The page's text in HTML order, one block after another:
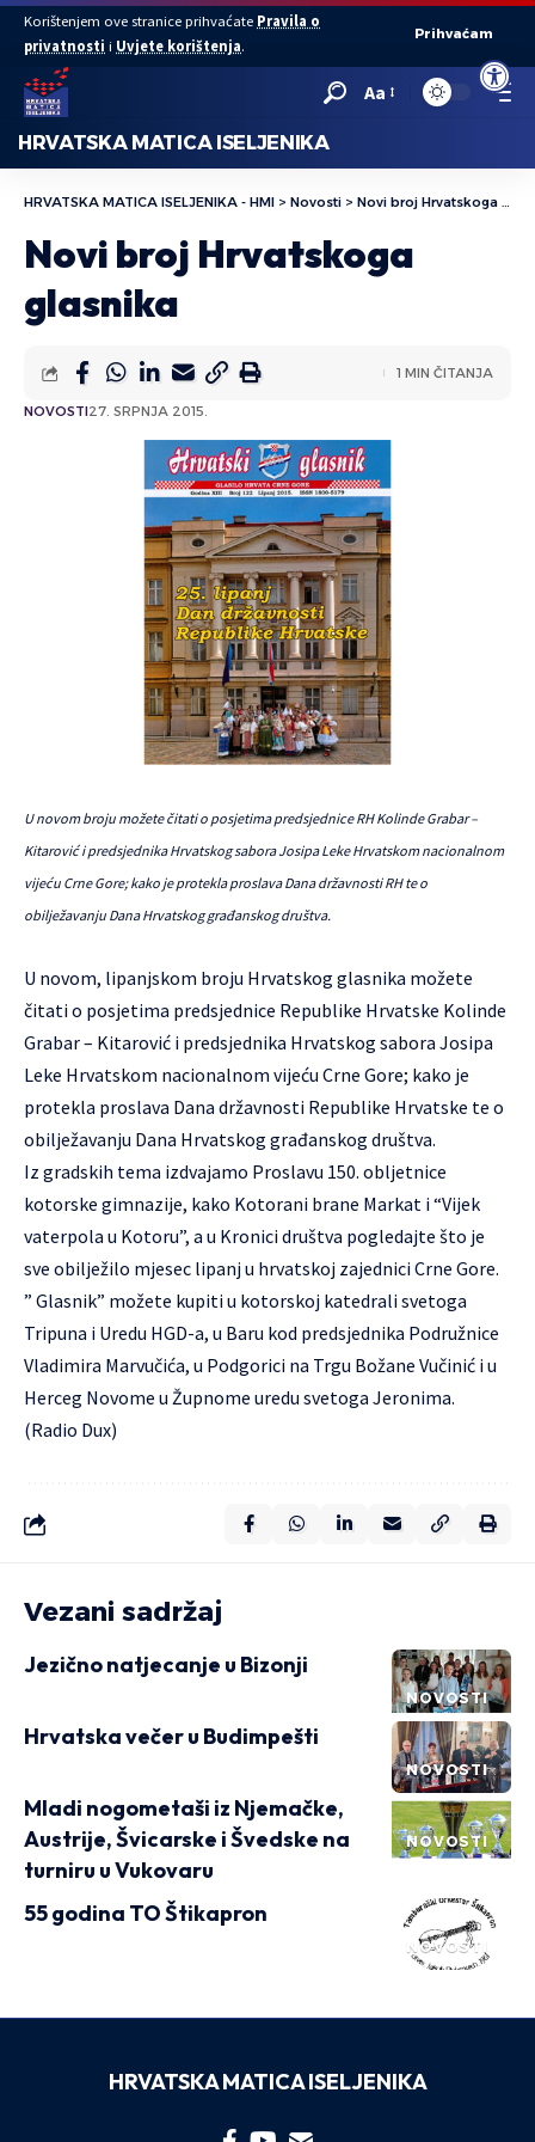
Open
Korištenjem ove stranice prihvaćate Pravila o
privatnosti i Uvjete korištenja.
Prihvaćam
Aa
HRVATSKA MATICA ISELJENIKA
HRVATSKA MATICA ISELJENIKA - HMI > Novosti > Novi broj Hrvatskoga glasnika
Novi broj Hrvatskoga
glasnika
NOVOSTI27. SRPNJA 2015.
1 MIN ČITANJA
U novom broju možete čitati o posjetima predsjednice RH Kolinde Grabar –
Kitarović i predsjednika Hrvatskog sabora Josipa Leke Hrvatskom nacionalnom
vijeću Crne Gore; kako je protekla proslava Dana državnosti RH te o
obilježavanju Dana Hrvatskog građanskog društva.
U novom, lipanjskom broju Hrvatskog glasnika možete
čitati o posjetima predsjednice Republike Hrvatske Kolinde
Grabar – Kitarović i predsjednika Hrvatskog sabora Josipa
Leke Hrvatskom nacionalnom vijeću Crne Gore; kako je
protekla proslava Dana državnosti Republike Hrvatske te o
obilježavanju Dana Hrvatskog građanskog društva.
Iz gradskih tema izdvajamo Proslavu 150. obljetnice
kotorske gimnazije, kako Kotorani brane Markat i “Vijek
vaterpola u Kotoru”, a u Kronici društva pogledajte što je
sve obilježilo mjesec lipanj u hrvatskoj zajednici Crne Gore.
” Glasnik” možete kupiti u kotorskoj katedrali svetoga
Tripuna i Uredu HGD-a, u Baru kod predsjednika Podružnice
Vladimira Marvučića, u Podgorici na Trgu Božane Vučinić i u
Herceg Novome u Župnome uredu svetoga Jeronima.
(Radio Dux)
Vezani sadržaj
NOVOSTI
Jezično natjecanje u Bizonji
NOVOSTI
Hrvatska večer u Budimpešti
NOVOSTI
Mladi nogometaši iz Njemačke,
Austrije, Švicarske i Švedske na
turniru u Vukovaru
NOVOSTI
55 godina TO Štikapron
HRVATSKA MATICA ISELJENIKA